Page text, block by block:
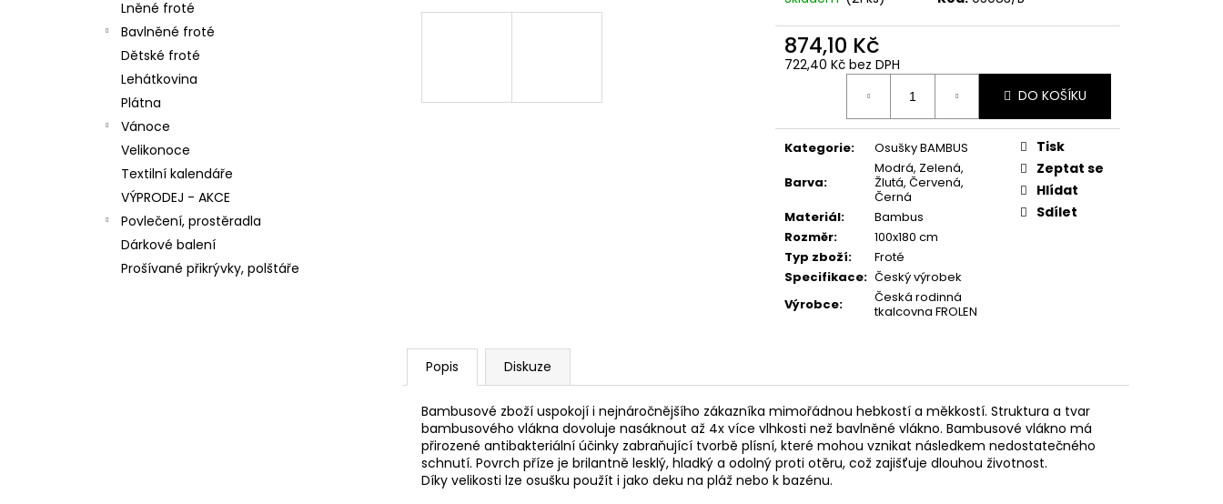
Lněné froté
Bavlněné froté
Dětské froté
Lehátkovina
Plátna
Vánoce
Velikonoce
Textilní kalendáře
VÝPRODEJ - AKCE
Povlečení, prostěradla
Dárkové balení
Prošívané přikrývky, polštáře
874,10 Kč
722,40 Kč bez DPH
DO KOŠÍKU
Kategorie:
Osušky BAMBUS
Barva:
Modrá, Zelená,
Žlutá, Červená,
Černá
Materiál:
Bambus
Rozměr:
100x180 cm
Typ zboží:
Froté
Specifikace: Český výrobek
Výrobce:
Česká rodinná
tkalcovna FROLEN
Tisk
Zeptat se
Hlídat
Sdílet
Popis Diskuze
Bambusové zboží uspokojí i nejnáročnějšího zákazníka mimořádnou hebkostí a měkkostí. Struktura a tvar
bambusového vlákna dovoluje nasáknout až 4x více vlhkosti než bavlněné vlákno. Bambusové vlákno má
přirozené antibakteriální účinky zabraňující tvorbě plísní, které mohou vznikat následkem nedostatečného
schnutí. Povrch příze je brilantně lesklý, hladký a odolný proti otěru, což zajišťuje dlouhou životnost.
Díky velikosti lze osušku použít i jako deku na pláž nebo k bazénu.
137,20 Kč
113,50 Kč